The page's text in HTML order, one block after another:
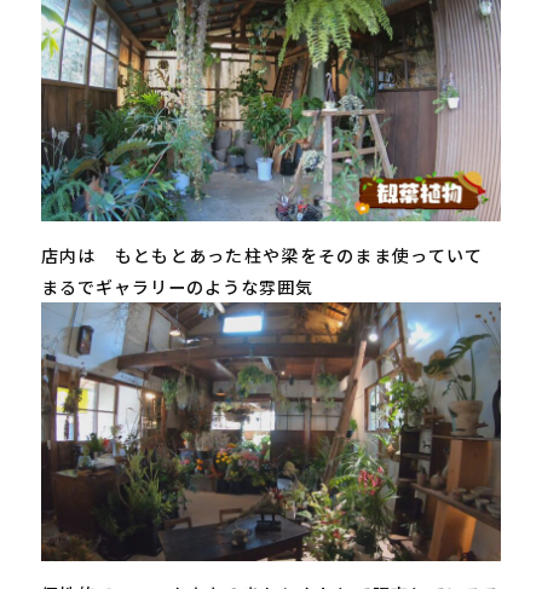
店内は もともとあった柱や梁をそのまま使っていて
まるでギャラリーのような雰囲気